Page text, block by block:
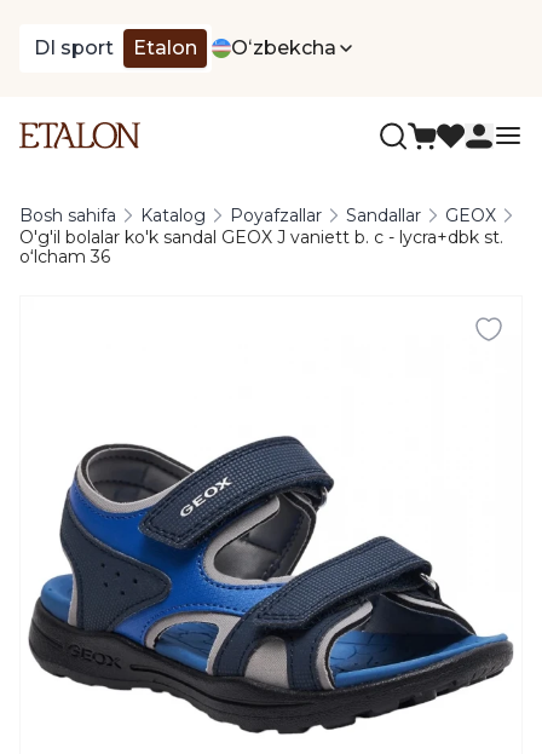
DI sport Etalon Oʻzbekcha
Bosh sahifa Katalog Poyafzallar Sandallar
GEOX
O'g'il bolalar ko'k sandal GEOX J vaniett b. c - lycra+dbk st.
oʻlcham 36